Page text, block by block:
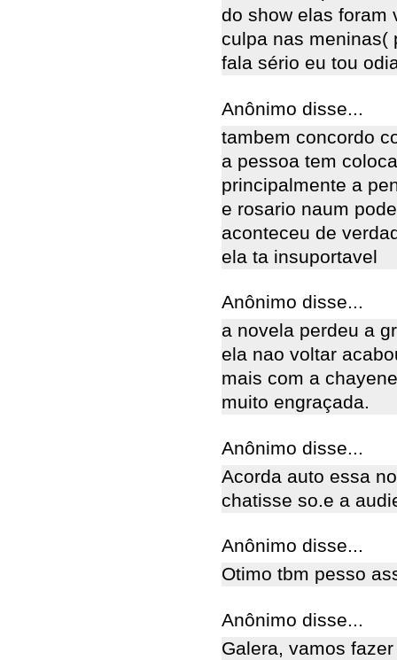
do show elas foram
culpa nas meninas(
fala sério eu tou
Anônimo disse...
tambem concordo
a pessoa tem
principalmente a
e rosario naum
aconteceu de
ela ta insuportavel
Anônimo disse...
a novela perdeu a
ela nao voltar
mais com a
muito engraçada.
Anônimo disse...
Acorda auto essa
chatisse so.e a
Anônimo disse...
Otimo tbm pesso
Anônimo disse...
Galera, vamos